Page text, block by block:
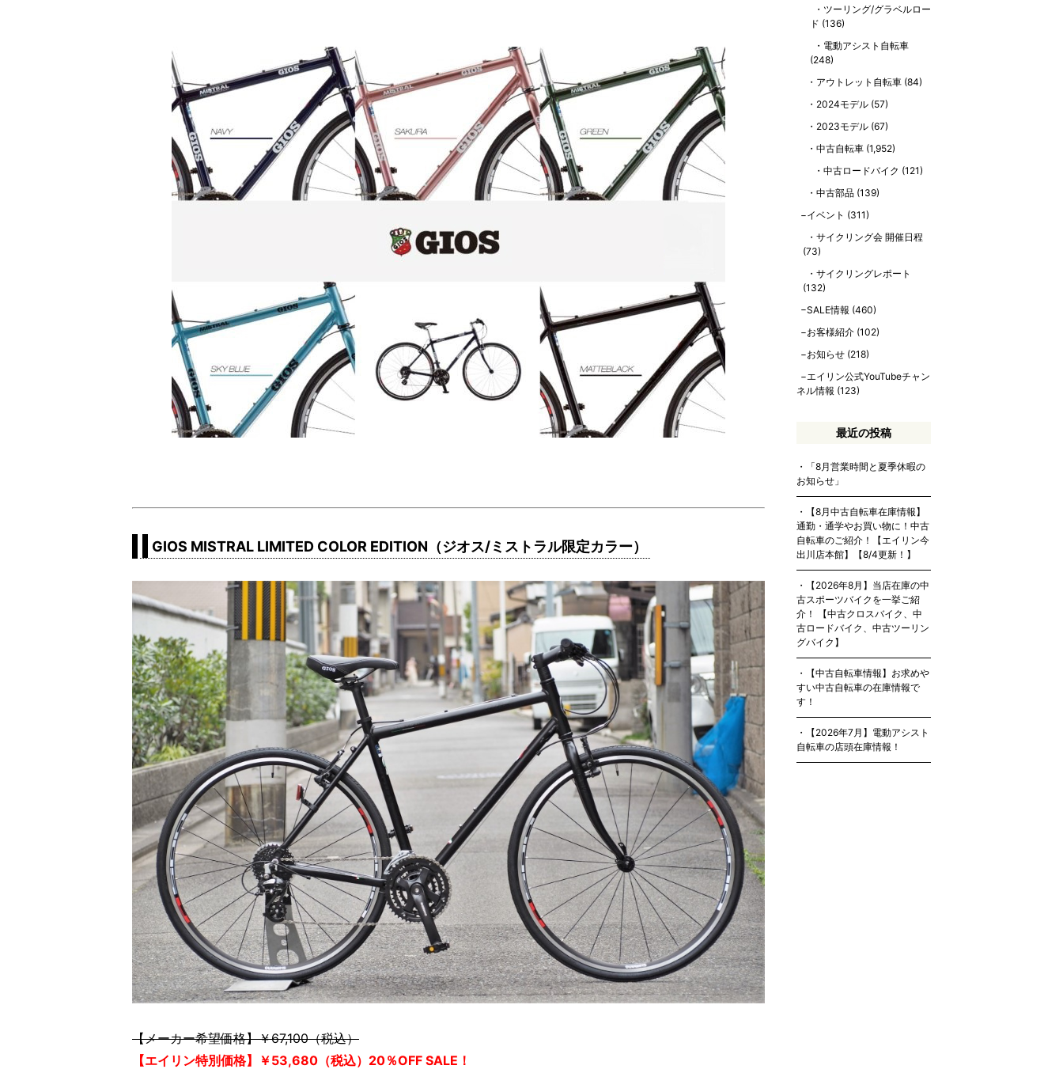
GIOS MISTRAL LIMITED COLOR EDITION（ジオス/ミストラル限定カラー）
【メーカー希望価格】￥67,100（税込）
【エイリン特別価格】￥53,680（税込）20％OFF SALE！
ツーリング/グラベルロー
ド (136)
電動アシスト自転車
(248)
アウトレット自転車 (84)
2024モデル (57)
2023モデル (67)
中古自転車 (1,952)
中古ロードバイク (121)
中古部品 (139)
イベント (311)
サイクリング会 開催日程
(73)
サイクリングレポート
(132)
SALE情報 (460)
お客様紹介 (102)
お知らせ (218)
エイリン公式YouTubeチャン
ネル情報 (123)
最近の投稿
「8月営業時間と夏季休暇の
お知らせ」
【8月中古自転車在庫情報】
通勤・通学やお買い物に！中古
自転車のご紹介！【エイリン今
出川店本館】【8/4更新！】
【2026年8月】当店在庫の中
古スポーツバイクを一挙ご紹
介！ 【中古クロスバイク、中
古ロードバイク、中古ツーリン
グバイク】
【中古自転車情報】お求めや
すい中古自転車の在庫情報で
す！
【2026年7月】電動アシスト
自転車の店頭在庫情報！